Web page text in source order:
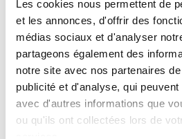
Les cookies nous permettent de
et les annonces, d'offrir des
médias sociaux et d'analyser
partageons également des
notre site avec nos partenaires
publicité et d'analyse, qui
avec d'autres informations que
ou qu'ils ont collectées lors de
Retrouvez nos offres de cours
chaque lycée du département :
Lycée Jeanne d'Arc — Etampes
Lycée Marguerite Yourcenar —